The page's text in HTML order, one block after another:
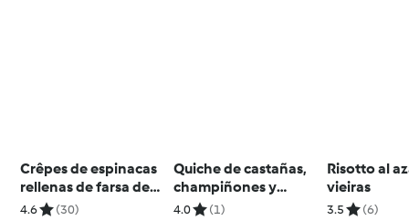
Crêpes de espinacas
rellenas de farsa de
pollo
4.6 (30)
Quiche de castañas,
champiñones y
arándanos
4.0 (1)
Risotto al
vieiras
3.5 (6)